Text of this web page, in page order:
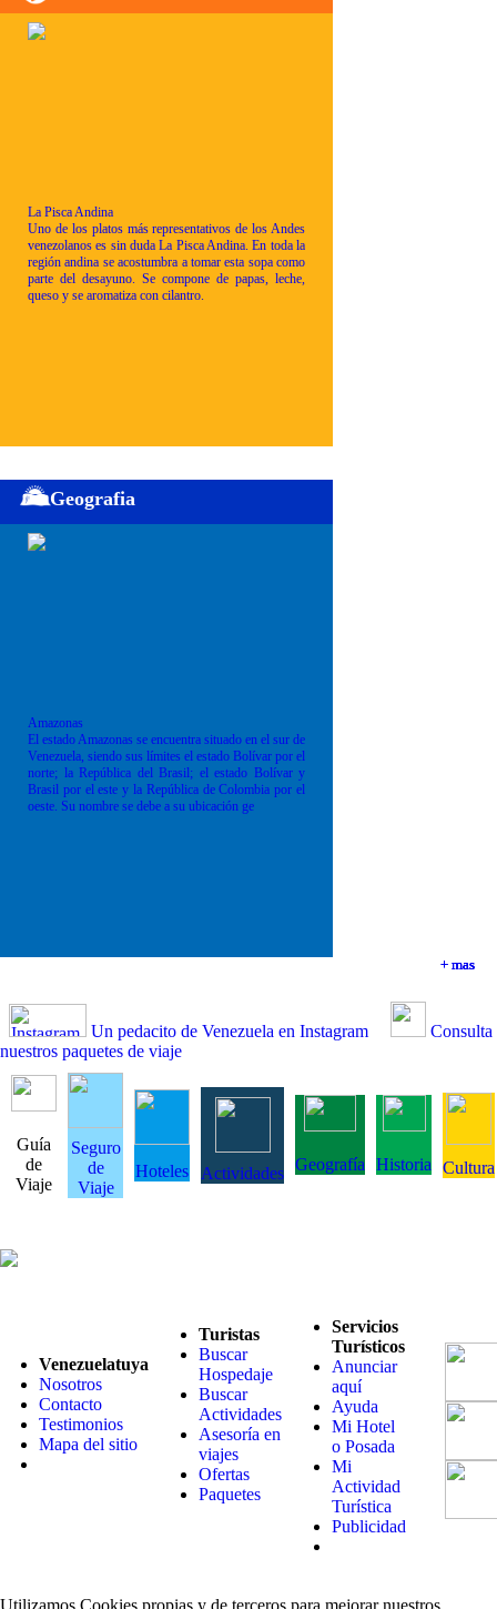
+ mas
+ mas
La Pisca Andina
Uno de los platos más representativos de los Andes
venezolanos es sin duda La Pisca Andina. En toda la
región andina se acostumbra a tomar esta sopa como
parte del desayuno. Se compone de papas, leche,
queso y se aromatiza con cilantro.
+ mas
Geografia
Amazonas
El estado Amazonas se encuentra situado en el sur de
Venezuela, siendo sus límites el estado Bolívar por el
norte; la República del Brasil; el estado Bolívar y
Brasil por el este y la República de Colombia por el
oeste. Su nombre se debe a su ubicación ge
+ mas
Un pedacito de Venezuela en Instagram
Consulta
nuestros paquetes de viaje
Guía
de
Viaje
Seguro
de
Viaje
Hoteles Actividades Geografía Historia Cultura
Venezuelatuya
Nosotros
Contacto
Testimonios
Mapa del sitio
Turistas
Buscar
Hospedaje
Buscar
Actividades
Asesoría en
viajes
Ofertas
Paquetes
Servicios
Turísticos
Anunciar
aquí
Ayuda
Mi Hotel
o Posada
Mi
Actividad
Turística
Publicidad
Utilizamos Cookies propias y de terceros para mejorar nuestros